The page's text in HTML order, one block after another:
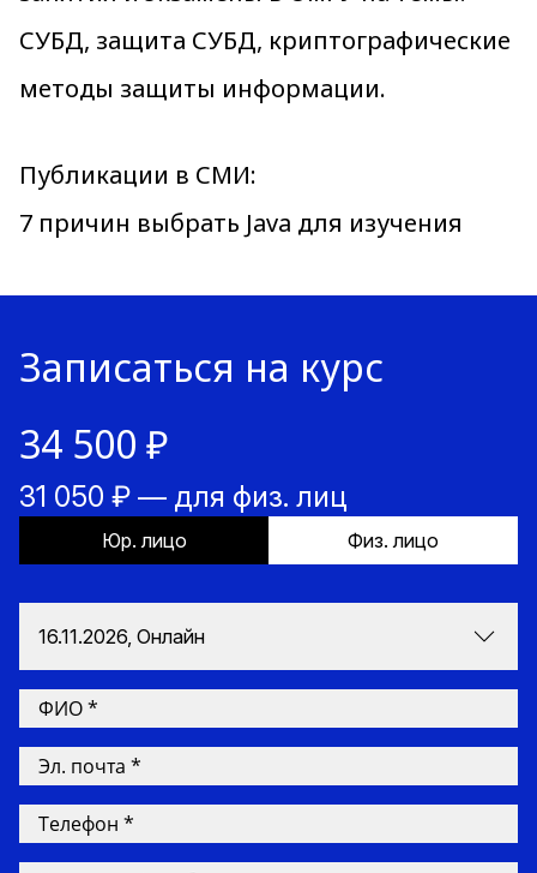
СУБД, защита СУБД, криптографические
методы защиты информации.
Публикации в СМИ:
7 причин выбрать Java для изучения
Записаться на курс
34 500 ₽
31 050 ₽ — для физ. лиц
Юр. лицо Физ. лицо
16.11.2026, Онлайн